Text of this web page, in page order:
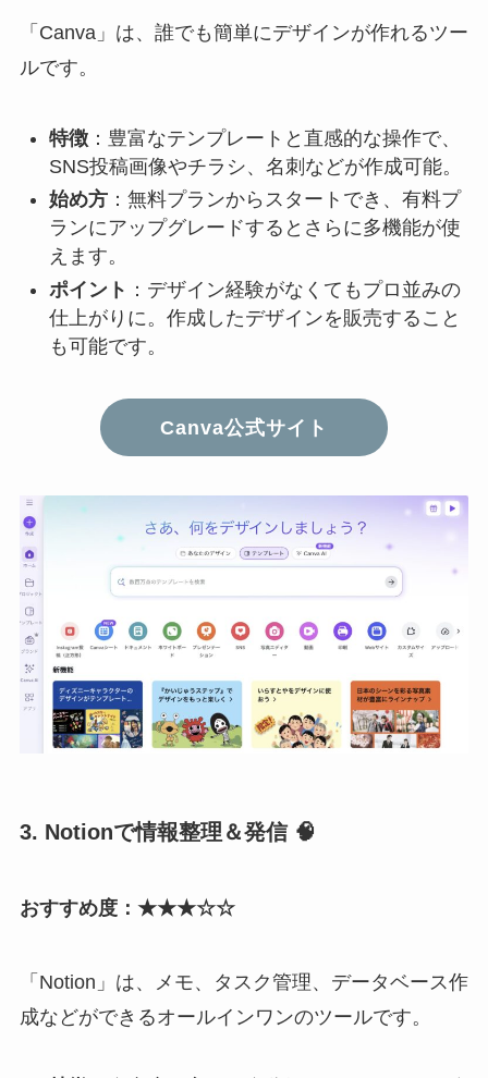
「Canva」は、誰でも簡単にデザインが作れるツー
ルです。
特徴：豊富なテンプレートと直感的な操作で、
SNS投稿画像やチラシ、名刺などが作成可能。
始め方：無料プランからスタートでき、有料プ
ランにアップグレードするとさらに多機能が使
えます。
ポイント ：デザイン経験がなくてもプロ並みの
仕上がりに。作成したデザインを販売すること
も可能です。
Canva公式サイト
3. Notionで情報整理＆発信 🧠
おすすめ度：★★★☆☆
「Notion」は、メモ、タスク管理、データベース作
成などができるオールインワンのツールです。